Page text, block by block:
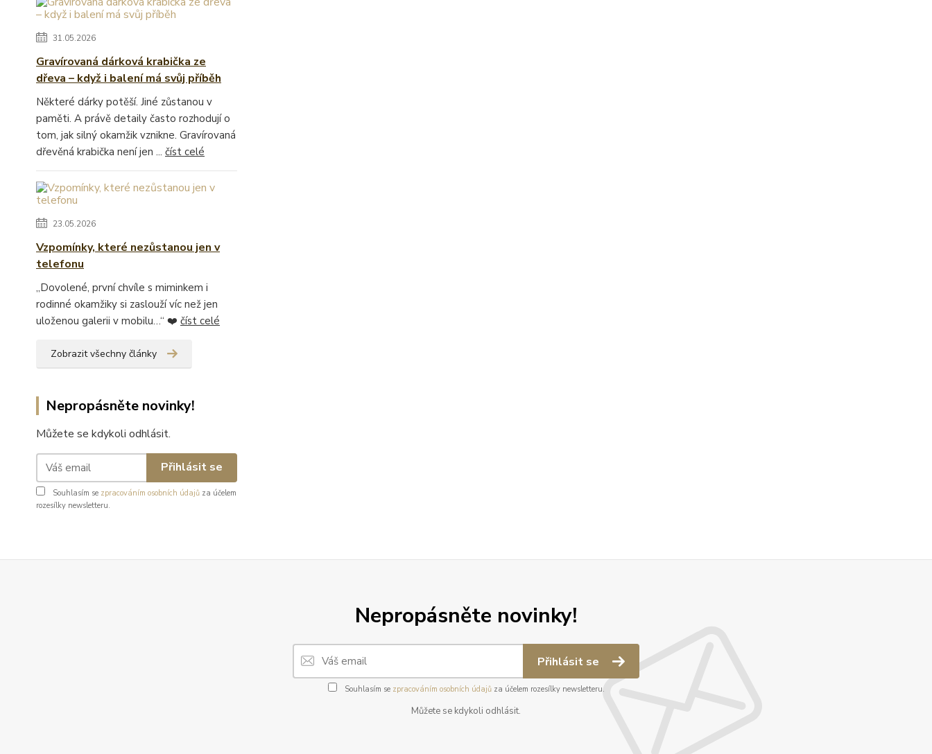
31.05.2026
Gravírovaná dárková krabička ze
dřeva – když i balení má svůj příběh
Některé dárky potěší. Jiné zůstanou v
paměti. A právě detaily často rozhodují o
tom, jak silný okamžik vznikne. Gravírovaná
dřevěná krabička není jen ... číst celé
23.05.2026
Vzpomínky, které nezůstanou jen v
telefonu
„Dovolené, první chvíle s miminkem i
rodinné okamžiky si zaslouží víc než jen
uloženou galerii v mobilu…“ ❤️ číst celé
Zobrazit všechny články
Nepropásněte novinky!
Můžete se kdykoli odhlásit.
Přihlásit se
Souhlasím se zpracováním osobních údajů za účelem
rozesílky newsletteru.
Nepropásněte novinky!
Přihlásit se
Souhlasím se zpracováním osobních údajůza účelem rozesílky newsletteru.
Můžete se kdykoli odhlásit.